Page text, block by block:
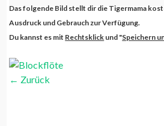
Das folgende Bild stellt dir die Tigermama
Ausdruck und Gebrauch zur Verfügung.
Du kannst es mit Rechtsklick und "Speichern
← Zurück